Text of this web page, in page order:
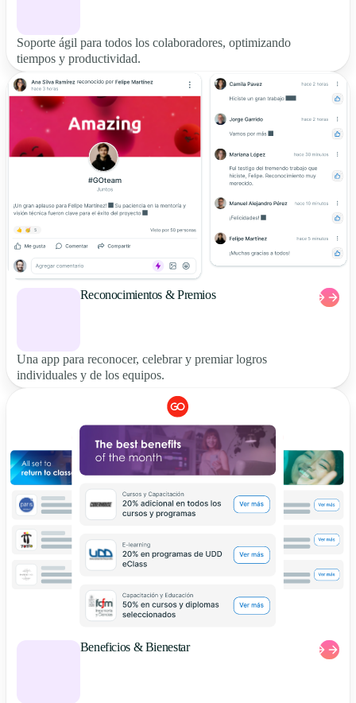
Soporte ágil para todos los colaboradores, optimizando
tiempos y productividad.
Reconocimientos & Premios
Una app para reconocer, celebrar y premiar logros
individuales y de los equipos.
Beneficios & Bienestar